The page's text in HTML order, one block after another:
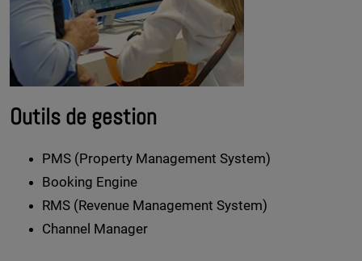
Outils de gestion
PMS (Property Management System)
Booking Engine
RMS (Revenue Management System)
Channel Manager